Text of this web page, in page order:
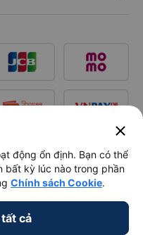
close
động ổn định. Bạn có thể
bất kỳ lúc nào trong phần
Chính sách Cookie.
cả